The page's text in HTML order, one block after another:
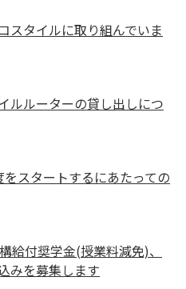
スタイルに取り組んでいま
ルルーターの貸し出しにつ
スタートするにあたっての
給付奨学金(授業料減免)、
みを募集します